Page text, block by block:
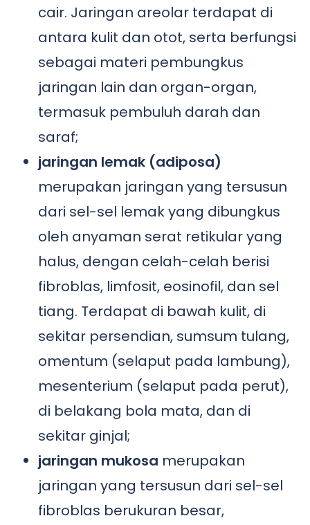
cair. Jaringan areolar terdapat di
antara kulit dan otot, serta berfungsi
sebagai materi pembungkus
jaringan lain dan organ-organ,
termasuk pembuluh darah dan
saraf;
jaringan lemak (adiposa)
merupakan jaringan yang tersusun
dari sel-sel lemak yang dibungkus
oleh anyaman serat retikular yang
halus, dengan celah-celah berisi
fibroblas, limfosit, eosinofil, dan sel
tiang. Terdapat di bawah kulit, di
sekitar persendian, sumsum tulang,
omentum (selaput pada lambung),
mesenterium (selaput pada perut),
di belakang bola mata, dan di
sekitar ginjal;
jaringan mukosa merupakan
jaringan yang tersusun dari sel-sel
fibroblas berukuran besar,